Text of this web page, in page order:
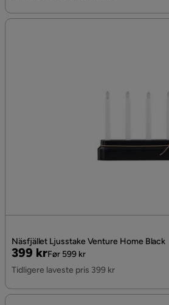
Näsfjället Ljusstake Venture Home Black
Pris
399 kr
Original
Pris
Før 599 kr
Tidligere laveste pris 399 kr